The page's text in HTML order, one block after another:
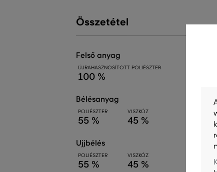
Összetétel
felső anyag
ÚJRAHASZNOSÍTOTT POLIÉSZTER
100 %
bélésanyag
POLIÉSZTER
55 %
VISZKÓZ
45 %
ujjbélés
POLIÉSZTER
55 %
VISZKÓZ
45 %